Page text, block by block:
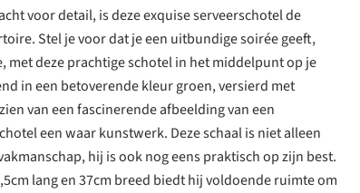
voor detail, is deze exquise serveerschotel de
Stel je voor dat je een uitbundige soirée geeft,
deze prachtige schotel in het middelpunt op je
in een betoverende kleur groen, versierd met
van een fascinerende afbeelding van een
een waar kunstwerk. Deze schaal is niet alleen
hij is ook nog eens praktisch op zijn best.
lang en 37cm breed biedt hij voldoende ruimte om